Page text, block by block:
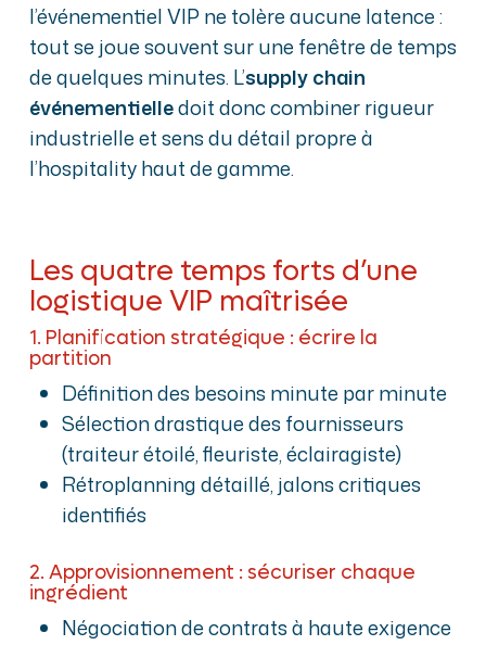
l’événementiel VIP ne tolère aucune latence :
tout se joue souvent sur une fenêtre de temps
de quelques minutes. L’supply chain
événementielledoit donc combiner rigueur
industrielle et sens du détail propre à
l’hospitality haut de gamme.
Les quatre temps forts d’une
logistique VIP maîtrisée
1. Planification stratégique : écrire la
partition
Définition des besoins minute par minute
Sélection drastique des fournisseurs
(traiteur étoilé, fleuriste, éclairagiste)
Rétroplanning détaillé, jalons critiques
identifiés
2. Approvisionnement : sécuriser chaque
ingrédient
Négociation de contrats à haute exigence